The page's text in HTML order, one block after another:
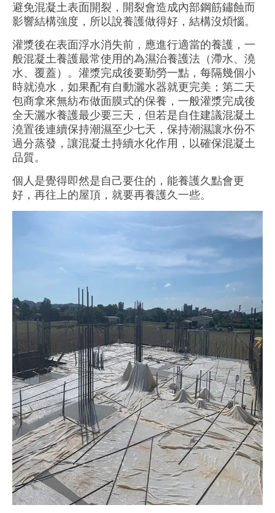
避免混凝土表面開裂，開裂會造成內部鋼筋鏽蝕而
影響結構強度，所以說養護做得好，結構沒煩惱。
灌漿後在表面浮水消失前， 應進行適當的養護， 一
般混凝土養護最常使用的為濕治養護法（滯水、澆
水、覆蓋） 。 灌漿完成後要勤勞一點，每隔幾個小
時就澆水，如果配有自動灑水器就更完美； 第二天
包商拿來無紡布做面膜式的保養，一般灌漿完成後
全天灑水養護最少要三天，但若是自住建議混凝土
澆置後連續保持潮濕至少七天，保持潮濕讓水份不
過分蒸發，讓混凝土持續水化作用，以確保混凝土
品質。
個人是覺得即然是自己要住的，能養護久點會更
好，再往上的屋頂，就要再養護久一些。